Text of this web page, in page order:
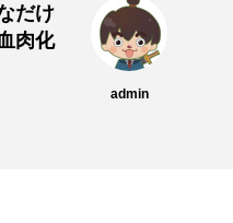
遊ぶ
admin